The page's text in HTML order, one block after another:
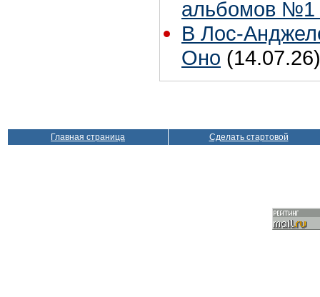
альбомов №1
В Лос-
Оно (14.07.26)
Главная страница Сделать стартовой